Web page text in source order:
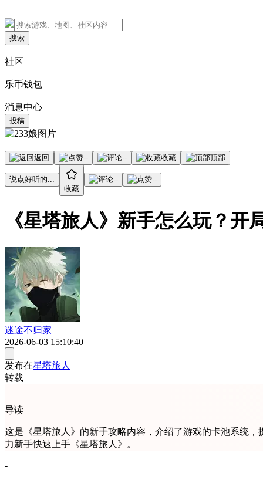
搜索
社区
乐币钱包
消息中心
投稿
返回 -- -- 收藏 顶部
说点好听的...
收藏
-- --
《星塔旅人》新手怎么玩？
迷途不归家
2026-06-03 15:10:40
发布在星塔旅人
转载
导读
这是《星塔旅人》的新手攻略内容，介绍了游戏的卡池系统
力新手快速上手《星塔旅人》。
-